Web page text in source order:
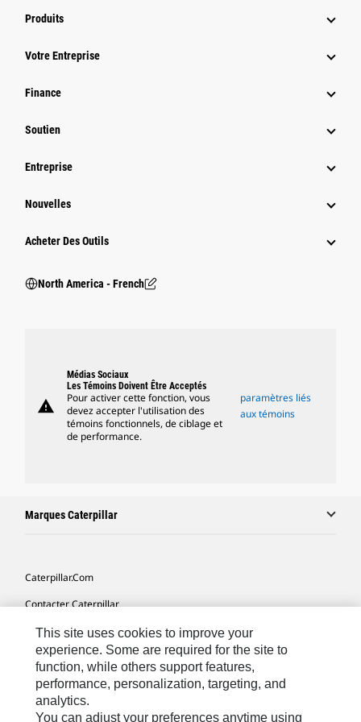
Produits
Votre Entreprise
Finance
Soutien
Entreprise
Nouvelles
Acheter Des Outils
North America - French
warning
Médias Sociaux
Les Témoins Doivent Être Acceptés
Pour activer cette fonction, vous
devez accepter l'utilisation des
témoins fonctionnels, de ciblage et
de performance.
paramètres liés
aux témoins
Marques Caterpillar
Caterpillar.com
Contacter Caterpillar
Mes Préférences Marketing
Plan Du Site
Cookie Settings
Légales
This site uses cookies to improve your
experience. Some are required for the site to
function, while others support features,
performance, personalization, targeting, and
analytics.
You can adjust your preferences anytime using